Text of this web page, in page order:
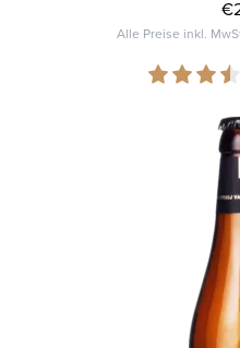
Alle Preise inkl.